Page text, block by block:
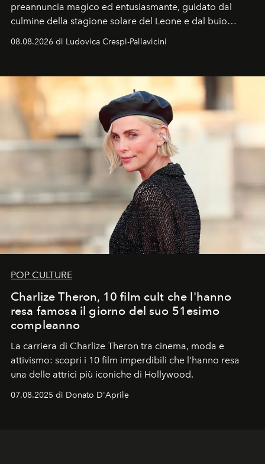
preannuncia magico ed entusiasmante, guidato dal
culmine della stagione solare del Leone e dal buio
ideale per la notte delle Perseidi.
08.08.2026 di Ludovica Crespi-Pallavicini
POP CULTURE
Charlize Theron, 10 film cult che l'hanno
resa famosa il giorno del suo 51esimo
compleanno
La carriera di Charlize Theron tra cinema, moda e
attivismo: scopri i 10 film imperdibili che l’hanno resa
una delle attrici più iconiche di Hollywood.
07.08.2025 di Donato D'Aprile